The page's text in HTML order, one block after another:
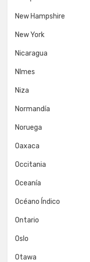
New Hampshire
New York
Nicaragua
NImes
Niza
Normandía
Noruega
Oaxaca
Occitania
Oceanía
Océano Índico
Ontario
Oslo
Otawa